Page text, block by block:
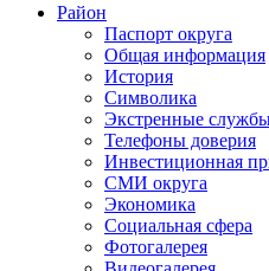
Район
Паспорт округа
Общая информация
История
Символика
Экстренные
Телефоны доверия
Инвестиционная
СМИ округа
Экономика
Социальная сфера
Фотогалерея